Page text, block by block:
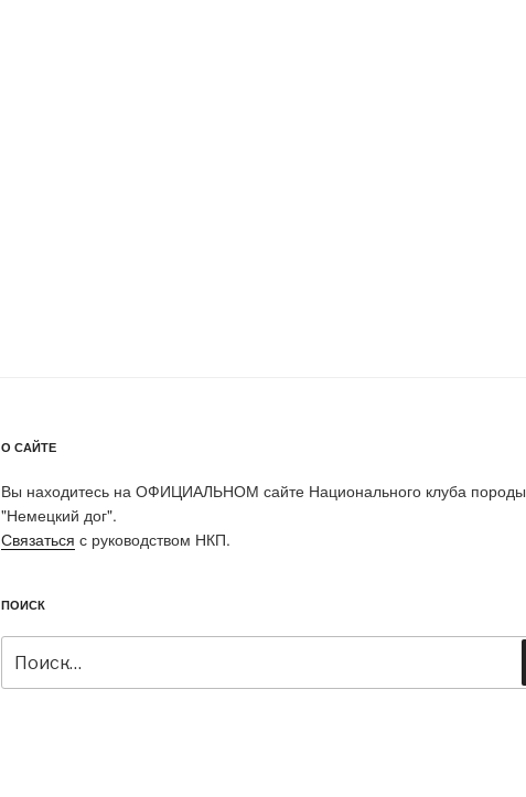
О САЙТЕ
Вы находитесь на ОФИЦИАЛЬНОМ сайте Национального клуба породы
"Немецкий дог".
Связаться с руководством НКП.
ПОИСК